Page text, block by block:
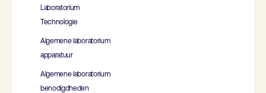
Laboratorium
Technologie
Algemene laboratorium
apparatuur
Algemene laboratorium
benodigdheden